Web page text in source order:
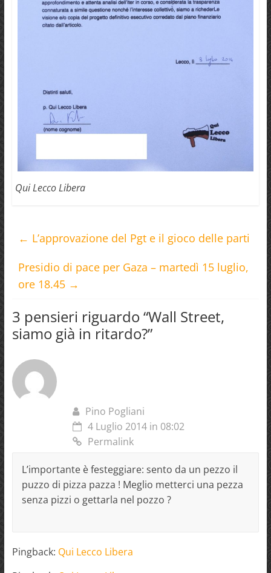
Qui Lecco Libera
← L’approvazione del Pgt e il gioco delle parti
Presidio di pace per Gaza – martedì 15 luglio,
ore 18.45 →
3 pensieri riguardo “Wall Street,
siamo già in ritardo?”
Pino Pogliani
4 Luglio 2014 in 08:02
Permalink
L’importante è festeggiare: sento da un pezzo il
puzzo di pizza pazza ! Meglio metterci una pezza
senza pizzi o gettarla nel pozzo ?
Pingback: Qui Lecco Libera